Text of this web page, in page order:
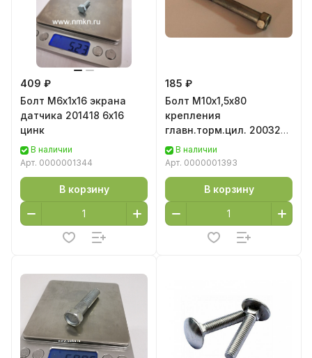
409 ₽
Болт М6х1х16 экрана
датчика 201418 6х16
цинк
В наличии
Арт. 0000001344
В корзину
185 ₽
Болт М10х1,5х80
крепления
главн.торм.цил. 200325
10х80 цинк
В наличии
Арт. 0000001393
В корзину